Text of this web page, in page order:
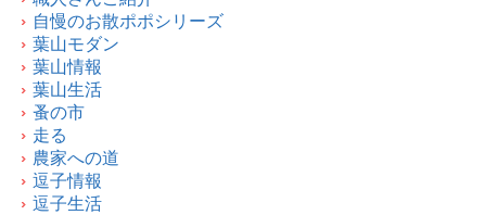
自慢のお散ポポシリーズ
葉山モダン
葉山情報
葉山生活
蚤の市
走る
農家への道
逗子情報
逗子生活